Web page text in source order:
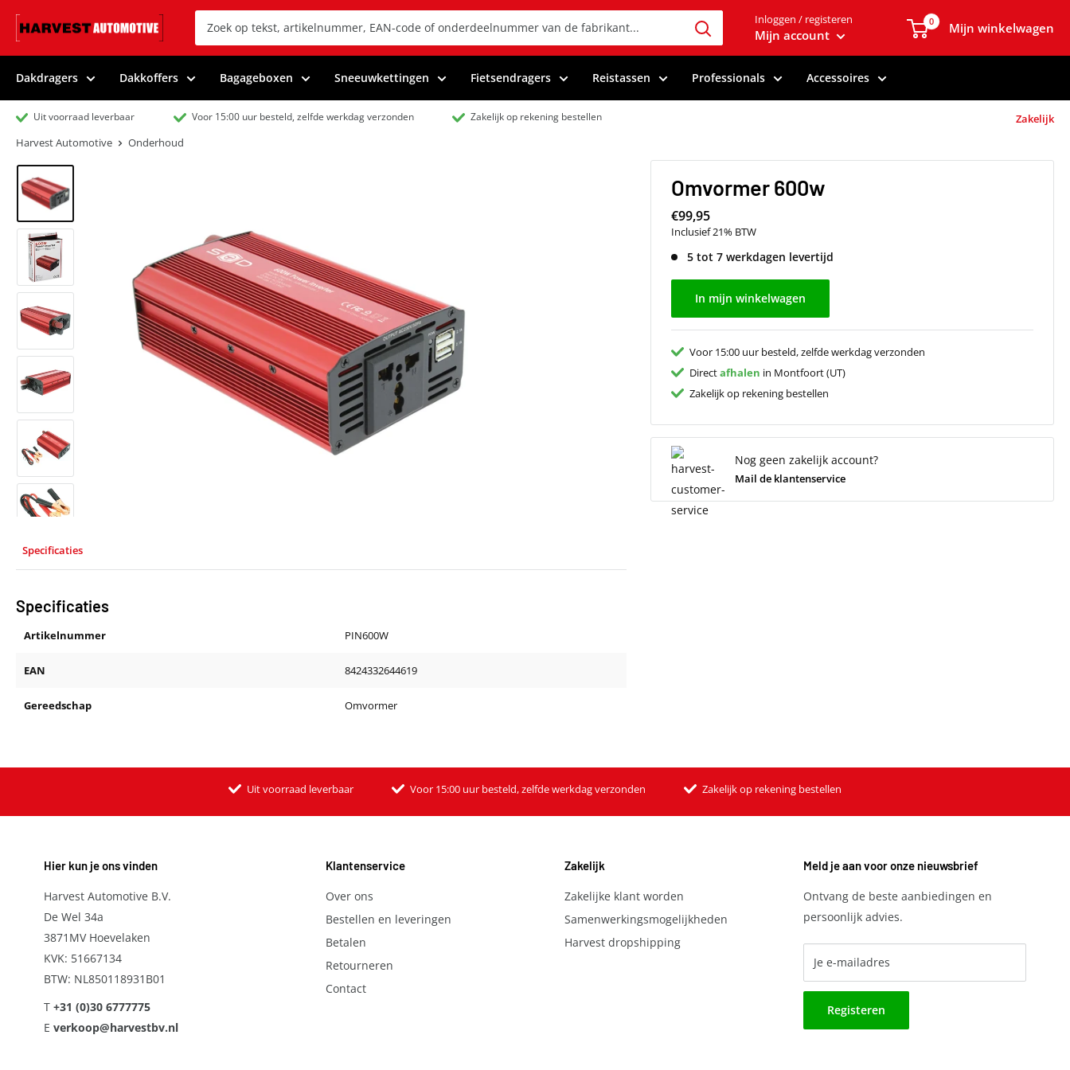
Inloggen / registeren
Mijn account
0 Mijn winkelwagen
Dakdragers Dakkoffers Bagageboxen Sneeuwkettingen Fietsendragers Reistassen Professionals Accessoires
Uit voorraad leverbaar Voor 15:00 uur besteld, zelfde werkdag verzonden Zakelijk op rekening bestellen
Zakelijk
Harvest Automotive
Onderhoud
Omvormer 600w
€99,95
Inclusief 21% BTW
5 tot 7 werkdagen levertijd
In mijn winkelwagen
Voor 15:00 uur besteld, zelfde werkdag verzonden
Directafhalen in Montfoort (UT)
Zakelijk op rekening bestellen
Nog geen zakelijk account?
Mail de klantenservice
Specificaties
Specificaties
Artikelnummer PIN600W
EAN 8424332644619
Gereedschap Omvormer
Uit voorraad leverbaar Voor 15:00 uur besteld, zelfde werkdag verzonden Zakelijk op rekening bestellen
Hier kun je ons vinden
Harvest Automotive B.V.
De Wel 34a
3871MV Hoevelaken
KVK: 51667134
BTW: NL850118931B01
T +31 (0)30 6777775
E verkoop@harvestbv.nl
Klantenservice
Over ons
Bestellen en leveringen
Betalen
Retourneren
Contact
Zakelijk
Zakelijke klant worden
Samenwerkingsmogelijkheden
Harvest dropshipping
Meld je aan voor onze nieuwsbrief
Ontvang de beste aanbiedingen en
persoonlijk advies.
Je e-mailadres
Registeren